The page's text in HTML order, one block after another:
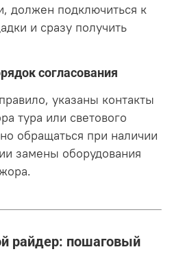
должен подключиться к
и сразу получить
согласования
указаны контакты
тура или светового
обращаться при наличии
замены оборудования
райдер: пошаговый